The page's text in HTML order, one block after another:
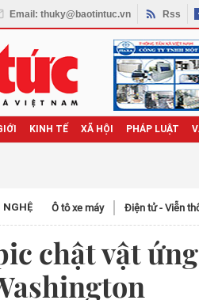
Email: thuky@baotintuc.vn Rss
KINH TẾ XÃ HỘI PHÁP LUẬT
NGHỆ Ô tô xe máy Điện tử - Viễn
chật vật